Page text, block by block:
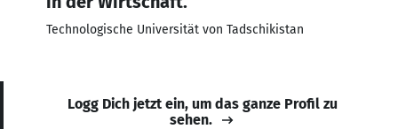
Technologische Universität von Tadschikistan
Logg Dich jetzt ein, um das ganze Profil zu
sehen.